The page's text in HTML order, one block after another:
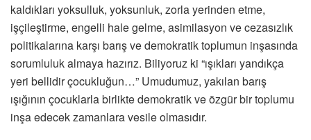
kaldıkları yoksulluk, yoksunluk, zorla yerinden etme,
işçileştirme, engelli hale gelme, asimilasyon ve cezasızlık
politikalarına karşı barış ve demokratik toplumun inşasında
sorumluluk almaya hazırız. Biliyoruz ki “ışıkları yandıkça
yeri bellidir çocukluğun…” Umudumuz, yakılan barış
ışığının çocuklarla birlikte demokratik ve özgür bir toplumu
inşa edecek zamanlara vesile olmasıdır.